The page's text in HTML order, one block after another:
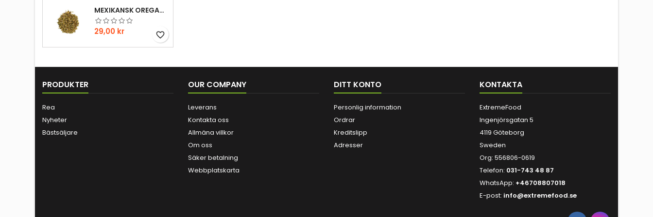
MEXIKANSK OREGANO 20GR
Pris
29,00 kr favorite_border
PRODUKTER
Rea
Nyheter
Bästsäljare
OUR COMPANY
Leverans
Kontakta oss
Allmäna villkor
Om oss
Säker betalning
Webbplatskarta
DITT KONTO
Personlig information
Ordrar
Kreditslipp
Adresser
KONTAKTA
ExtremeFood
Ingenjörsgatan 5
4119 Göteborg
Sweden
Org: 556806-0619
Telefon: 031-743 48 87
WhatsApp: +46708807018
E-post: info@extremefood.se